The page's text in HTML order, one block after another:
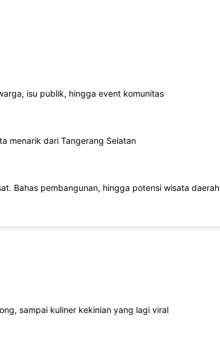
isu publik, hingga event komunitas
menarik dari Tangerang Selatan
Bahas pembangunan, hingga potensi wisata daerah
sampai kuliner kekinian yang lagi viral